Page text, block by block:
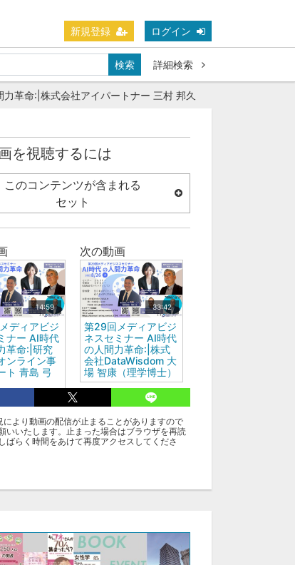
新規登録 ログイン
検索 詳細検索
革命:|株式会社アイパートナー 三村 邦久
を視聴するには
このコンテンツが含まれる
セット
14:59
ディアビジ
ナー AI時代
革命:|研究
ンライン事
ト 青島 弓
次の動画
33:42
第29回メディアビジ
ネスセミナー AI時代
の人間力革命:|株式
会社DataWisdom 大
場 智康（理学博士）
ネスセミナー
により動画の配信が止まることがありますので
いいたします。止まった場合はブラウザを再読
ばらく時間をあけて再度アクセスしてくださ